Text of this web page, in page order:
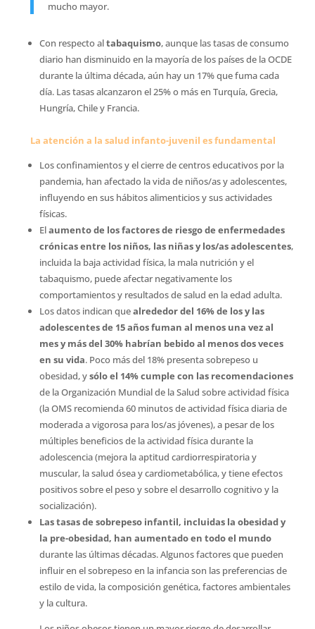
mucho mayor.
Con respecto altabaquismo, aunque las tasas de consumo
diario han disminuido en la mayoría de los países de la OCDE
durante la última década, aún hay un 17% que fuma cada
día. Las tasas alcanzaron el 25% o más en Turquía, Grecia,
Hungría, Chile y Francia.
La atención a la salud infanto-juvenil es fundamental
Los confinamientos y el cierre de centros educativos por la
pandemia, han afectado la vida de niños/as y adolescentes,
influyendo en sus hábitos alimenticios y sus actividades
físicas.
Elaumento de los factores de riesgo de enfermedades
crónicas entre los niños, las niñas y los/as adolescentes,
incluida la baja actividad física, la mala nutrición y el
tabaquismo, puede afectar negativamente los
comportamientos y resultados de salud en la edad adulta.
Los datos indican quealrededor del 16% de los y las
adolescentes de 15 años fuman al menos una vez al
mes y más del 30% habrían bebido al menos dos veces
en su vida. Poco más del 18% presenta sobrepeso u
obesidad, ysólo el 14% cumple con las recomendaciones
de la Organización Mundial de la Salud sobre actividad física
(la OMS recomienda 60 minutos de actividad física diaria de
moderada a vigorosa para los/as jóvenes), a pesar de los
múltiples beneficios de la actividad física durante la
adolescencia (mejora la aptitud cardiorrespiratoria y
muscular, la salud ósea y cardiometabólica, y tiene efectos
positivos sobre el peso y sobre el desarrollo cognitivo y la
socialización).
Las tasas de sobrepeso infantil, incluidas la obesidad y
la pre-obesidad, han aumentado en todo el mundo
durante las últimas décadas. Algunos factores que pueden
influir en el sobrepeso en la infancia son las preferencias de
estilo de vida, la composición genética, factores ambientales
y la cultura.